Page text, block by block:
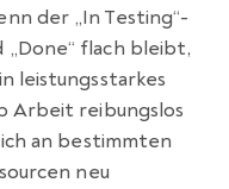
der „In Testing“-
flach bleibt,
leistungsstarkes
Arbeit reibungslos
an bestimmten
neu